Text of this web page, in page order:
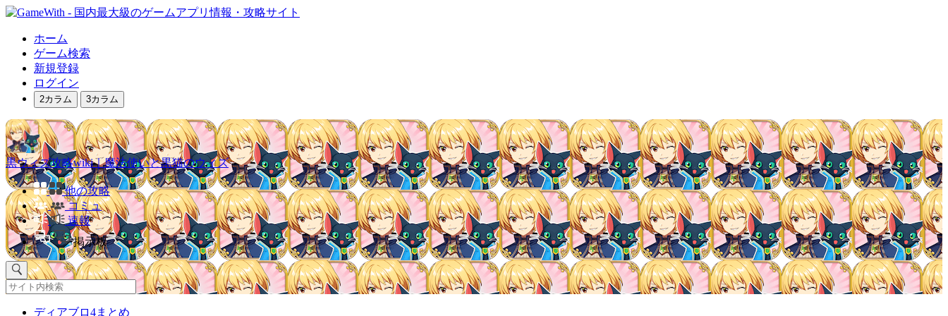
ホーム
ゲーム検索
新規登録
ログイン
2カラム 3カラム
黒ウィズ攻略wiki｜魔法使いと黒猫のウィズ
他の攻略
コミュ
速報
掲示板
ディアブロ4まとめ